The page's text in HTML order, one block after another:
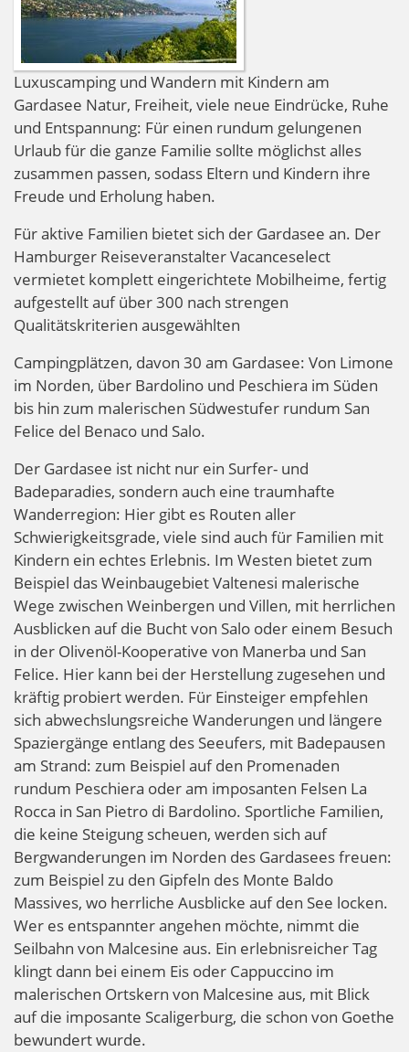
Luxuscamping und Wandern mit Kindern am
Gardasee Natur, Freiheit, viele neue Eindrücke, Ruhe
und Entspannung: Für einen rundum gelungenen
Urlaub für die ganze Familie sollte möglichst alles
zusammen passen, sodass Eltern und Kindern ihre
Freude und Erholung haben.
Für aktive Familien bietet sich der Gardasee an. Der
Hamburger Reiseveranstalter Vacanceselect
vermietet komplett eingerichtete Mobilheime, fertig
aufgestellt auf über 300 nach strengen
Qualitätskriterien ausgewählten
Campingplätzen, davon 30 am Gardasee: Von Limone
im Norden, über Bardolino und Peschiera im Süden
bis hin zum malerischen Südwestufer rundum San
Felice del Benaco und Salo.
Der Gardasee ist nicht nur ein Surfer- und
Badeparadies, sondern auch eine traumhafte
Wanderregion: Hier gibt es Routen aller
Schwierigkeitsgrade, viele sind auch für Familien mit
Kindern ein echtes Erlebnis. Im Westen bietet zum
Beispiel das Weinbaugebiet Valtenesi malerische
Wege zwischen Weinbergen und Villen, mit herrlichen
Ausblicken auf die Bucht von Salo oder einem Besuch
in der Olivenöl-Kooperative von Manerba und San
Felice. Hier kann bei der Herstellung zugesehen und
kräftig probiert werden. Für Einsteiger empfehlen
sich abwechslungsreiche Wanderungen und längere
Spaziergänge entlang des Seeufers, mit Badepausen
am Strand: zum Beispiel auf den Promenaden
rundum Peschiera oder am imposanten Felsen La
Rocca in San Pietro di Bardolino. Sportliche Familien,
die keine Steigung scheuen, werden sich auf
Bergwanderungen im Norden des Gardasees freuen:
zum Beispiel zu den Gipfeln des Monte Baldo
Massives, wo herrliche Ausblicke auf den See locken.
Wer es entspannter angehen möchte, nimmt die
Seilbahn von Malcesine aus. Ein erlebnisreicher Tag
klingt dann bei einem Eis oder Cappuccino im
malerischen Ortskern von Malcesine aus, mit Blick
auf die imposante Scaligerburg, die schon von Goethe
bewundert wurde.